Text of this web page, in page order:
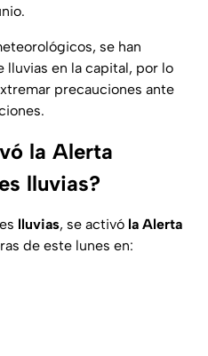
se han
lluvias en la capital, por lo
precauciones ante
la Alerta
lluvias?
lluvias, se activó la Alerta
de este lunes en: